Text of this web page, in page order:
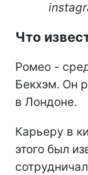
Что
Ромео -
Бекхэм. Он
в Лондоне.
Карьеру в
этого был